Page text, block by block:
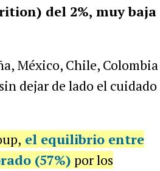
del 2%, muy baja
México, Chile, Colombia
dejar de lado el cuidado
el equilibrio entre
(57%) por los